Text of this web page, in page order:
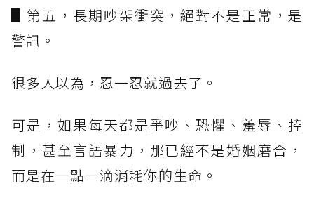
▋第五，長期吵架衝突，絕對不是正常，是
警訊。
很多人以為，忍一忍就過去了。
可是，如果每天都是爭吵、恐懼、羞辱、控
制，甚至言語暴力，那已經不是婚姻磨合，
而是在一點一滴消耗你的生命。